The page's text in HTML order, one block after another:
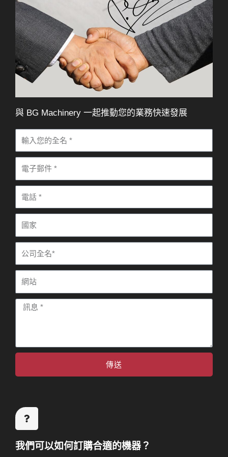
與 BG Machinery 一起推動您的業務快速發展
姓
名
電
子
郵
件
電
話
國
家
公
司
網
站
訊
傳送
我們可以如何訂購合適的機器？